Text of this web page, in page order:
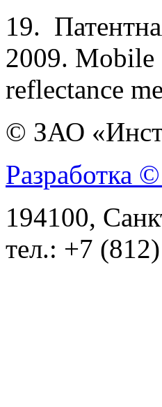
19.
2009. Mobile
reflectance
© ЗАО
194100,
тел.: +7